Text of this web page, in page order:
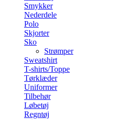
Smykker
Nederdele
Polo
Skjorter
Sko
Strømper
Sweatshirt
T-shirts/Toppe
Tørklæder
Uniformer
Tilbehør
Løbetøj
Regntøj